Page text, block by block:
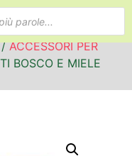
ACCESSORI PER
BOSCO E MIELE